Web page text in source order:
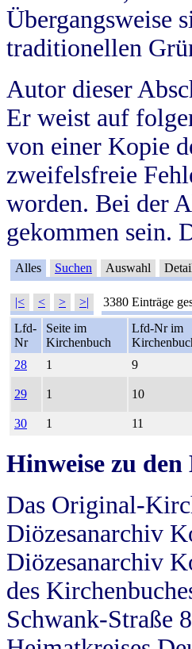
Übergangsweise
traditionellen
Autor dieser
Er weist auf
von einer Kopie
zweifelsfreie
worden. Bei der
gekommen sein.
Alles Suchen Auswahl
|< < > >| 3380 Einträge
Lfd-
Nr
Seite im
Kirchenbuch
Lfd-Nr im
28
1 9
29 1 10
30 1 11
Hinweise zu
Das Original-
Diözesanarchiv
Diözesanarchiv
des
Schwank-Straße